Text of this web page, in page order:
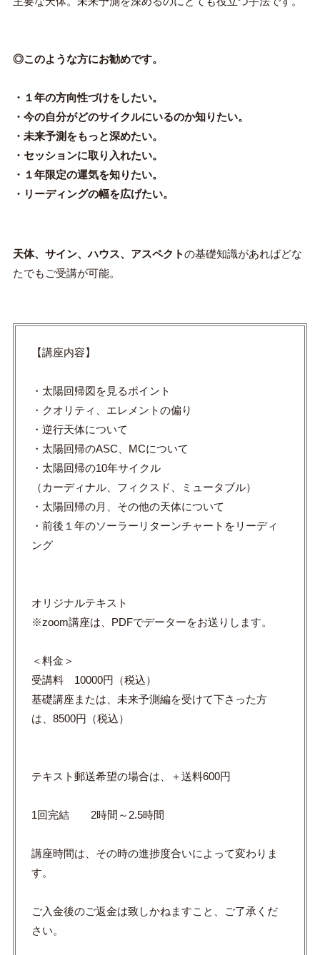
◎このような方にお勧めです。
・１年の方向性づけをしたい。
・今の自分がどのサイクルにいるのか知りたい。
・未来予測をもっと深めたい。
・セッションに取り入れたい。
・１年限定の運気を知りたい。
・リーディングの幅を広げたい。
天体、サイン、ハウス、アスペクトの基礎知識があればどな
たでもご受講が可能。
【講座内容】
・太陽回帰図を見るポイント
・クオリティ、エレメントの偏り
・逆行天体について
・太陽回帰のASC、MCについて
・太陽回帰の10年サイクル
（カーディナル、フィクスド、ミュータブル）
・太陽回帰の月、その他の天体について
・前後１年のソーラーリターンチャートをリーディ
ング
オリジナルテキスト
※zoom講座は、PDFでデーターをお送りします。
＜料金＞
受講料 10000円（税込）
基礎講座または、未来予測編を受けて下さった方
は、8500円（税込）
テキスト郵送希望の場合は、＋送料600円
1回完結 2時間～2.5時間
講座時間は、その時の進捗度合いによって変わりま
す。
ご入金後のご返金は致しかねますこと、ご了承くだ
さい。